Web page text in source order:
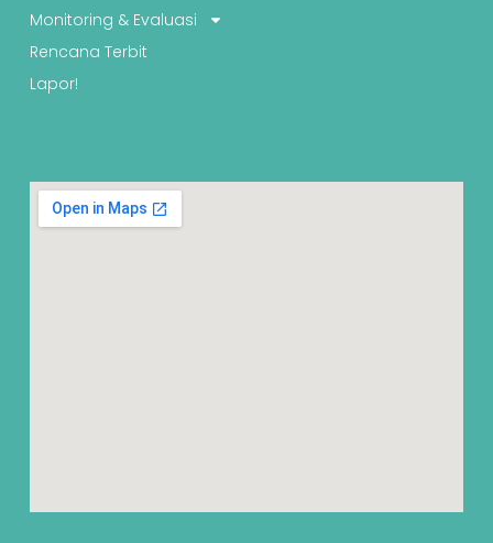
Monitoring & Evaluasi
Rencana Terbit
Lapor!